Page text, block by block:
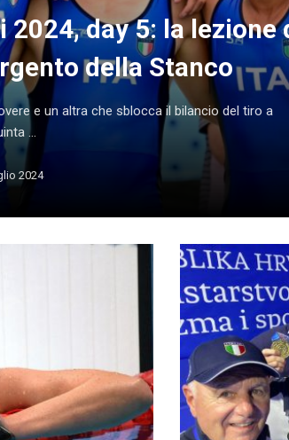
day 5: la lezione
della Stanco
e un altra che sblocca il bilancio del tiro a
...
2024